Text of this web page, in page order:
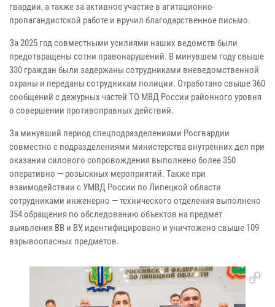
гвардии, а также за активное участие в агитационно-
пропагандистской работе и вручил благодарственное письмо.
За 2025 год совместными усилиями наших ведомств были
предотвращены сотни правонарушений. В минувшем году свыше
330 граждан были задержаны сотрудниками вневедомственной
охраны и переданы сотрудникам полиции. Отработано свыше 360
сообщений с дежурных частей ТО МВД России районного уровня
о совершении противоправных действий.
За минувший период спецподразделениями Росгвардии
совместно с подразделениями министерства внутренних дел при
оказании силового сопровождения выполнено более 350
оперативно — розыскных мероприятий. Также при
взаимодействии с УМВД России по Липецкой области
сотрудниками инженерно — технического отделения выполнено
354 обращения по обследованию объектов на предмет
выявления ВВ и ВУ, идентифицировано и уничтожено свыше 109
взрывоопасных предметов.